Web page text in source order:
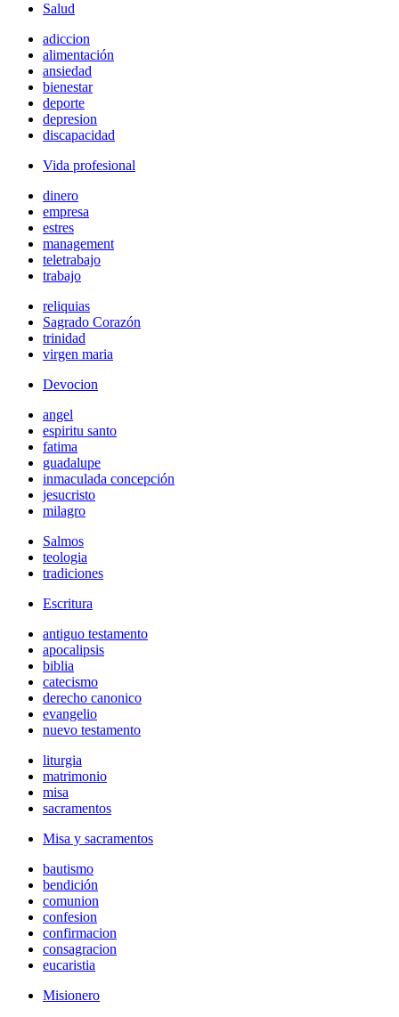
Salud
adiccion
alimentación
ansiedad
bienestar
deporte
depresion
discapacidad
Vida profesional
dinero
empresa
estres
management
teletrabajo
trabajo
reliquias
Sagrado Corazón
trinidad
virgen maria
Devocion
angel
espiritu santo
fatima
guadalupe
inmaculada concepción
jesucristo
milagro
Salmos
teologia
tradiciones
Escritura
antiguo testamento
apocalipsis
biblia
catecismo
derecho canonico
evangelio
nuevo testamento
liturgia
matrimonio
misa
sacramentos
Misa y sacramentos
bautismo
bendición
comunion
confesion
confirmacion
consagracion
eucaristia
Misionero